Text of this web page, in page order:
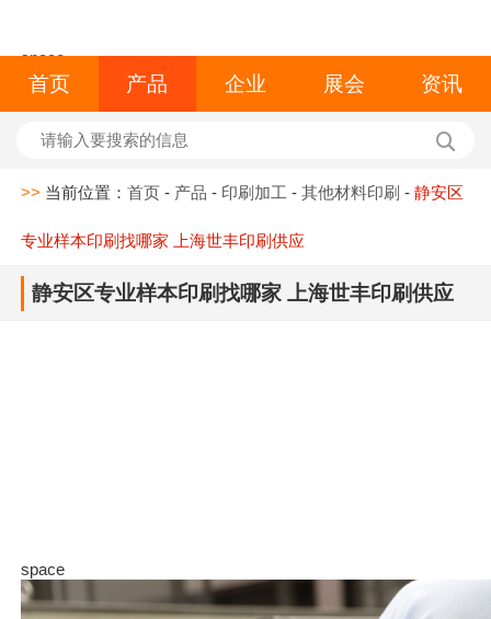
space
首页 产品 企业 展会 资讯
>> 当前位置：首页 - 产品 - 印刷加工 -其他材料印刷 -静安区
专业样本印刷找哪家 上海世丰印刷供应
静安区专业样本印刷找哪家 上海世丰印刷供应
space